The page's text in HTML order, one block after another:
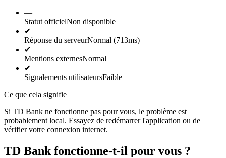
—
Statut officielNon disponible
✔
Réponse du serveurNormal (713ms)
✔
Mentions externesNormal
✔
Signalements utilisateursFaible
Ce que cela signifie
Si TD Bank ne fonctionne pas pour vous, le problème est
probablement local. Essayez de redémarrer l'application ou de
vérifier votre connexion internet.
TD Bank fonctionne-t-il pour vous ?